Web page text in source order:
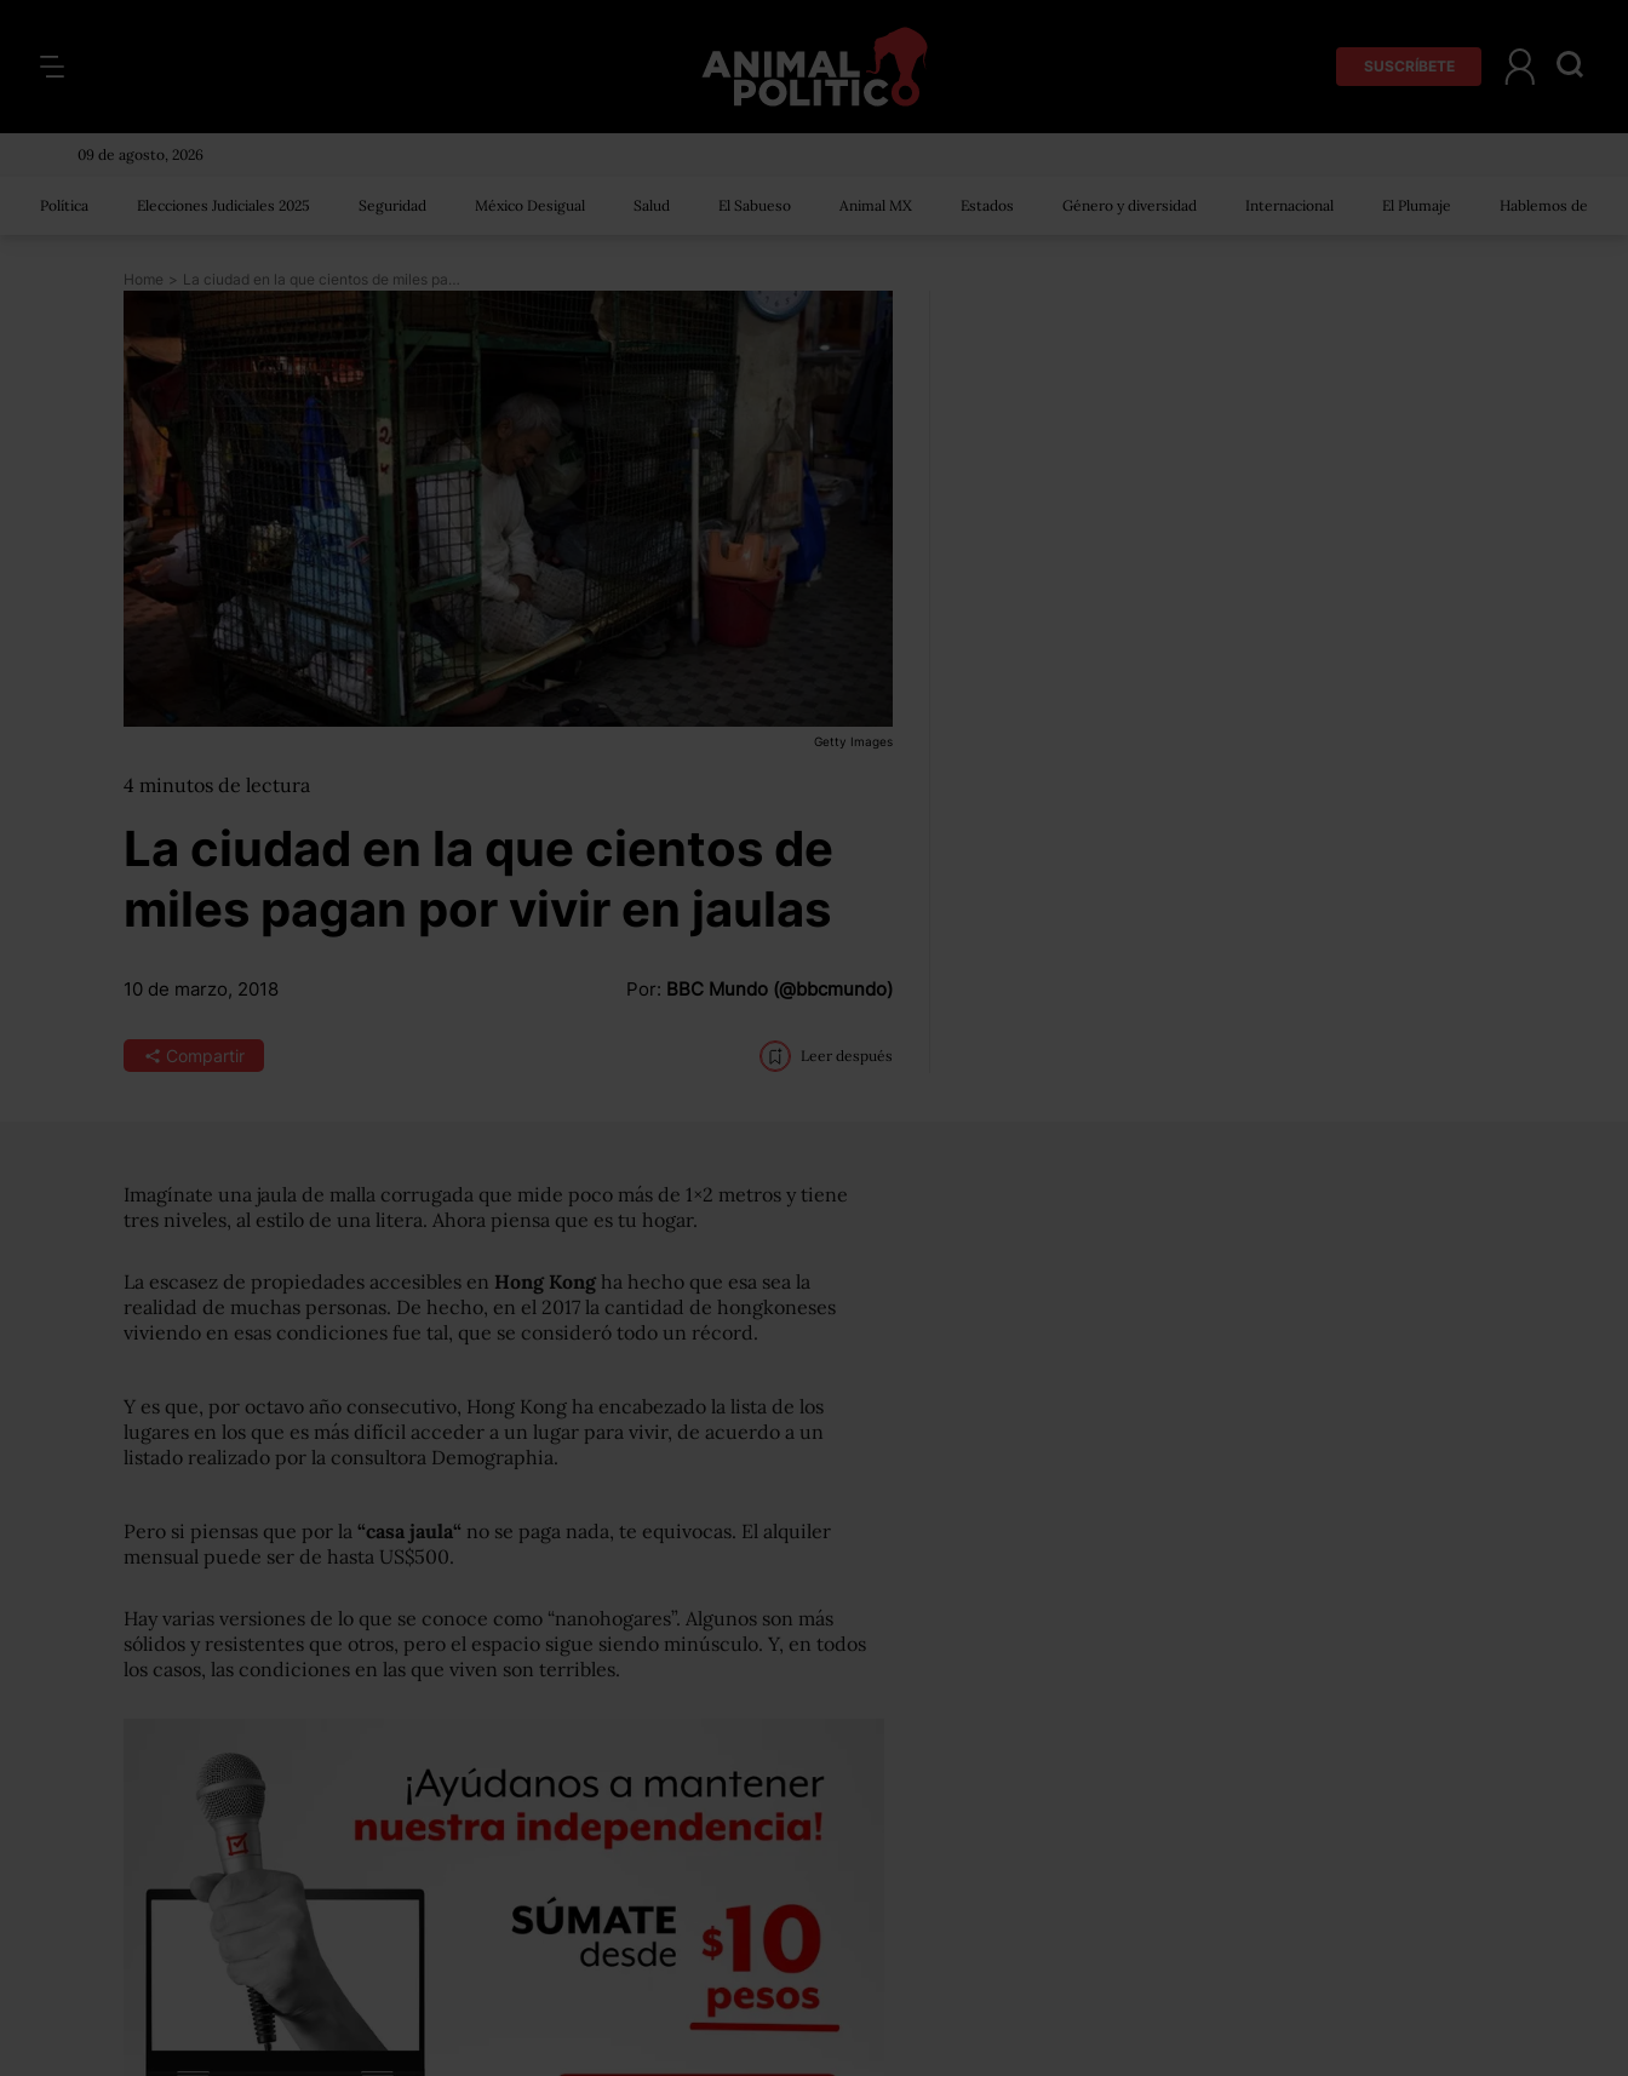
SUSCRÍBETE
09 de agosto, 2026
Política Elecciones Judiciales 2025 Seguridad México Desigual Salud El Sabueso Animal MX Estados Género y diversidad Internacional El Plumaje Hablemos de
Home > La ciudad en la que cientos de miles pagan por vivir en jaulas
Getty Images
4 minutos de lectura
La ciudad en la que cientos de
miles pagan por vivir en jaulas
10 de marzo, 2018 Por: BBC Mundo (@bbcmundo)
Compartir Leer después
Imagínate una jaula de malla corrugada que mide poco más de 1×2 metros y tiene
tres niveles, al estilo de una litera. Ahora piensa que es tu hogar.
La escasez de propiedades accesibles en Hong Kong ha hecho que esa sea la
realidad de muchas personas. De hecho, en el 2017 la cantidad de hongkoneses
viviendo en esas condiciones fue tal, que se consideró todo un récord.
Y es que, por octavo año consecutivo, Hong Kong ha encabezado la lista de los
lugares en los que es más difícil acceder a un lugar para vivir, de acuerdo a un
listado realizado por la consultora Demographia.
Pero si piensas que por la “casa jaula“ no se paga nada, te equivocas. El alquiler
mensual puede ser de hasta US$500.
Hay varias versiones de lo que se conoce como “nanohogares”. Algunos son más
sólidos y resistentes que otros, pero el espacio sigue siendo minúsculo. Y, en todos
los casos, las condiciones en las que viven son terribles.